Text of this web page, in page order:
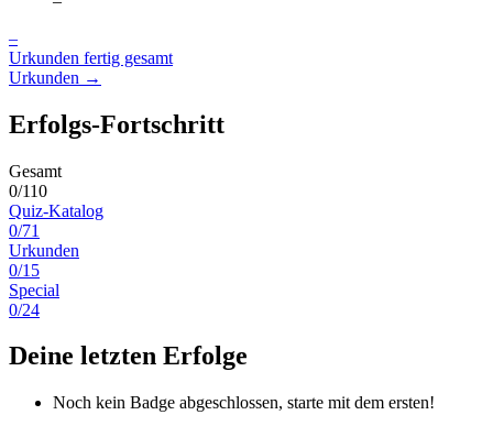
–
Urkunden fertig gesamt
Urkunden →
Erfolgs-Fortschritt
Gesamt
0/110
Quiz-Katalog
0/71
Urkunden
0/15
Special
0/24
Deine letzten Erfolge
Noch kein Badge abgeschlossen, starte mit dem ersten!